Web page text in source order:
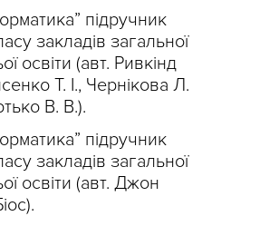
підручник
закладів загальної
освіти (авт. Ривкінд
Т. І., Чернікова Л.
В. В.).
підручник
закладів загальної
освіти (авт. Джон